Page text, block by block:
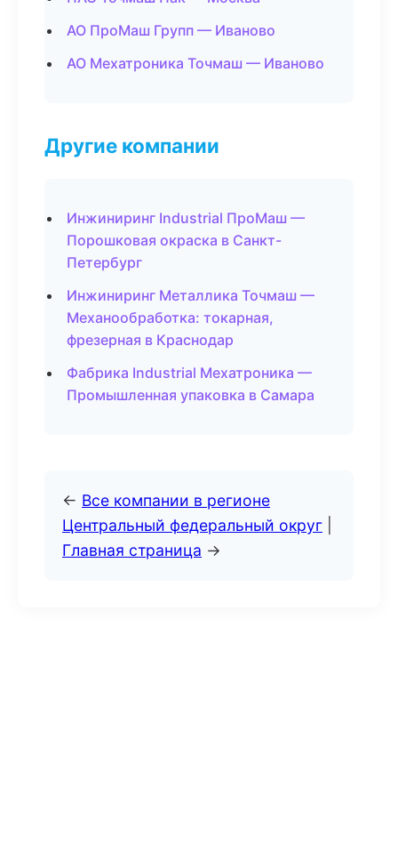
АО ПроМаш Групп — Иваново
АО Мехатроника Точмаш — Иваново
Другие компании
Инжиниринг Industrial ПроМаш —
Порошковая окраска в Санкт-
Петербург
Инжиниринг Металлика Точмаш —
Механообработка: токарная,
фрезерная в Краснодар
Фабрика Industrial Мехатроника —
Промышленная упаковка в Самара
← Все компании в регионе
Центральный федеральный округ
Главная страница →